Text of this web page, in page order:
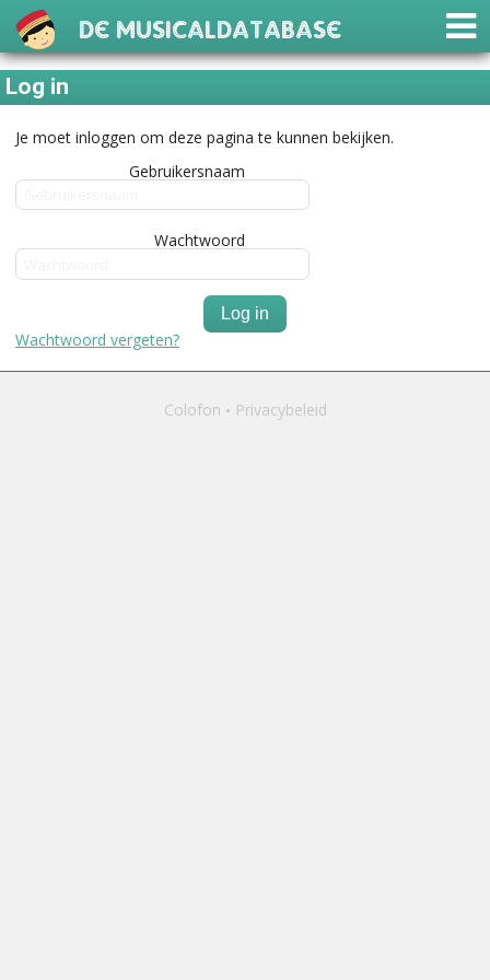
De Musicaldatabase
Log in
Je moet inloggen om deze pagina te kunnen bekijken.
Gebruikersnaam
Wachtwoord
Log in
Wachtwoord vergeten?
Colofon Privacybeleid